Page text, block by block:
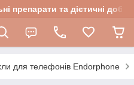
препарати та дієтичні
для телефонів Endorphone